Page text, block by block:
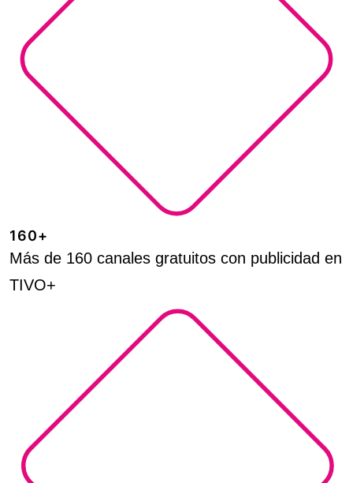
160+
Más de 160 canales gratuitos con publicidad en
TIVO+